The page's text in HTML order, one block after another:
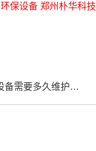
环保设备 郑州朴华科技
VOCs治理设备需要多久维护一次？